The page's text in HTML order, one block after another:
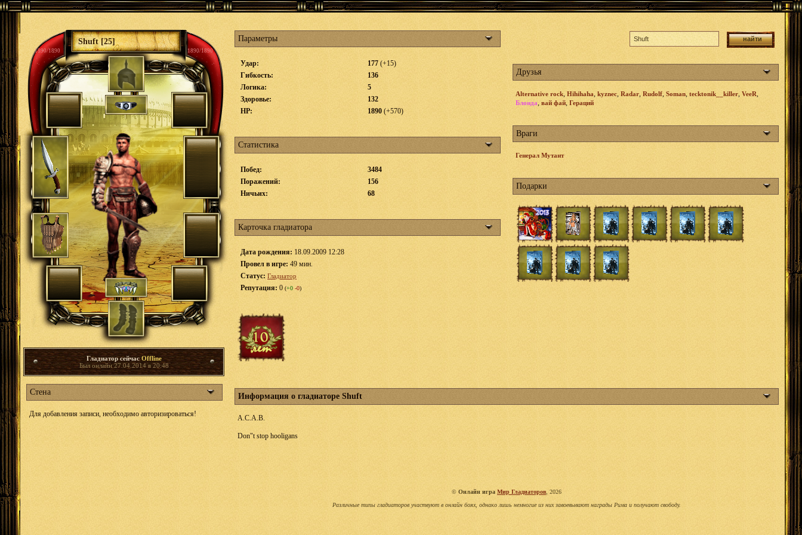
Shuft [25]
1890/1890 1890/1890
Гладиатор сейчасOffline
Был онлайн 27.04.2014 в 20:48
Стена
Для добавления записи, необходимо авторизироваться!
Параметры
Удар: 177 (+15)
Гибкость:
136
Логика:
5
Здоровье:
132
HP:
1890 (+570)
Статистика
Побед:
3484
Поражений:
156
Ничьих:
68
Карточка гладиатора
Дата рождения: 18.09.2009 12:28
Провел в игре: 49 мин.
Статус: Гладиатор
Репутация: 0 (+0 -0)
Друзья
Alternative rock, Hihihaha, kyznec, Radar, Rudolf, Soman, tecktonik__killer, VeeR,
Блонда, вай фай, Гераций
Враги
Генерал Мутант
Подарки
Информация о гладиаторе Shuft
A.C.A.B.
Don"t stop hooligans
© Онлайн игра Мир Гладиаторов , 2026
Различные типы гладиаторов участвуют в онлайн боях, однако лишь немногие из них завоевывают награды Рима и получают свободу.